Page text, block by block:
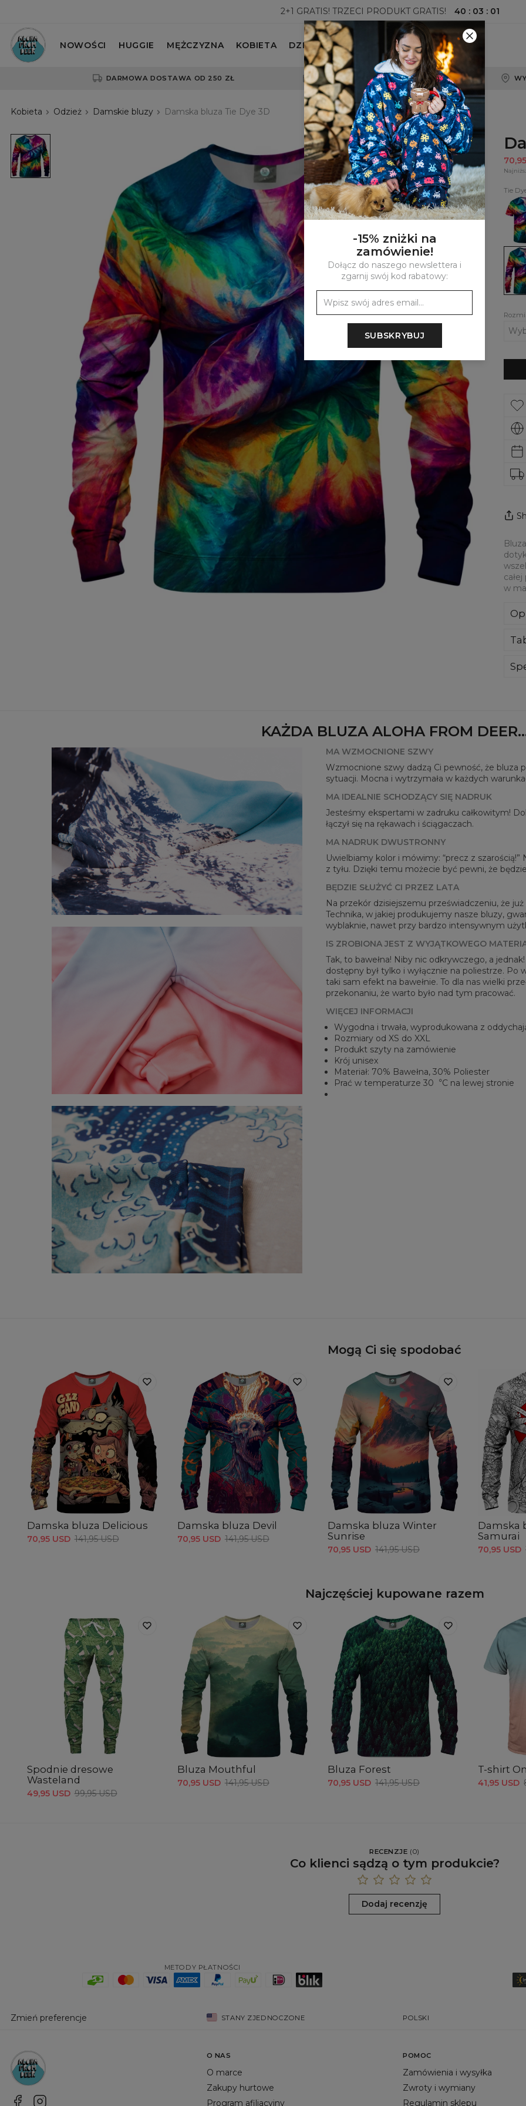
2+1 GRATIS! TRZECI PRODUKT GRATIS! 40: 03: 00
NOWOŚCI HUGGIE MĘŻCZYZNA KOBIETA DZIECKO
DARMOWA DOSTAWA OD 250 ZŁ 100-DNIOWE PRAWO ZWROTU
Kobieta Odzież Damskie bluzy Damska bluza Tie Dye 3D
Damska
bluza
Tie
Dye
3D
Tie
T-
shirt
Tie
Dye
3D
bluza
Tie
Dye
3D
w
CM
C
KAŻDA BLUZA ALOHA FROM
MA WZMOCNIONE SZWY
Wzmocnione szwy dadzą Ci pewność, że bluza
sytuacji. Mocna i wytrzymała w każdych
MA IDEALNIE SCHODZĄCY SIĘ NADRUK
Jesteśmy ekspertami w zadruku całkowitym!
łączył się na rękawach i ściągaczach.
MA NADRUK DWUSTRONNY
Uwielbiamy kolor i mówimy: “precz z
z tyłu. Dzięki temu możecie być pewni, że
BĘDZIE SŁUŻYĆ CI PRZEZ LATA
Na przekór dzisiejszemu przeświadczeniu, że
Technika, w jakiej produkujemy nasze bluzy,
wyblaknie, nawet przy bardzo intensywnym
IS ZROBIONA JEST Z WYJĄTKOWEGO
Tak, to bawełna! Niby nic odkrywczego, a
dostępny był tylko i wyłącznie na poliestrze. Po
taki sam efekt na bawełnie. To dla nas wielki
przekonaniu, że warto było nad tym pracować.
WIĘCEJ INFORMACJI
Wygodna i trwała, wyprodukowana z
Rozmiary od XS do XXL
Produkt szyty na zamówienie
Krój unisex
Materiał: 70% Bawełna, 30% Poliester
Prać w temperaturze 30︒C na lewej stronie
Mogą Ci się spodobać
Damska bluza Delicious
70,95 USD 141,95 USD
Damska bluza Devil
70,95 USD 141,95 USD
Damska bluza Winter
Sunrise
70,95 USD 141,95 USD
Damska
Samurai
70,95 USD
Najczęściej kupowane razem
Spodnie dresowe
Wasteland
49,95 USD 99,95 USD
Bluza Mouthful
70,95 USD 141,95 USD
Bluza Forest
70,95 USD 141,95 USD
T-shirt
41,95 USD
RECENZJE (0)
Co klienci sądzą o tym produkcie?
Dodaj recenzję
METODY PŁATNOŚCI
Zmień preferencje STANY ZJEDNOCZONE POLSKI
O NAS
O marce
Zakupy hurtowe
Program afiliacyjny
POMOC
Zamówienia i wysyłka
Zwroty i wymiany
Regulamin sklepu
-15% zniżki na
zamówienie!
Dołącz do naszego newslettera i
zgarnij swój kod rabatowy:
SUBSKRYBUJ